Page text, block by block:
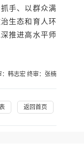
手、以群众满
生态和育人环
推进高水平师
韩志宏 终审：张楠
返回首页